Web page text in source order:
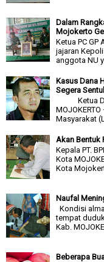
Dalam
Mojokerto
Ketua PC
jajaran
anggota NU
Kasus Dana
Segera
Ketua
Masyarakat
Akan Bentuk
Kepala PT.
Kota
Kota
Naufal
Kondisi
tempat
Kab.
Beberapa